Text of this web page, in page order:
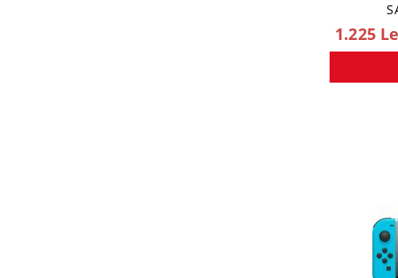
1.225